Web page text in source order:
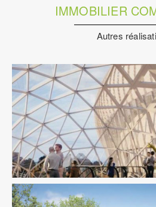
IMMOBILIER
Autres
Immobilier Commercial Ingenierie
/ MOEX